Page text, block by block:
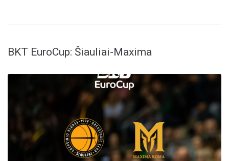
BKT EuroCup: Šiauliai-Maxima